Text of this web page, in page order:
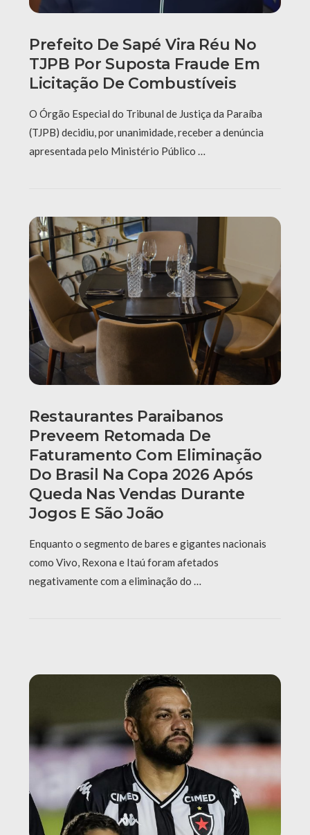
Prefeito De Sapé Vira Réu No
TJPB Por Suposta Fraude Em
Licitação De Combustíveis
O Órgão Especial do Tribunal de Justiça da Paraíba
(TJPB) decidiu, por unanimidade, receber a denúncia
apresentada pelo Ministério Público …
Restaurantes Paraibanos
Preveem Retomada De
Faturamento Com Eliminação
Do Brasil Na Copa 2026 Após
Queda Nas Vendas Durante
Jogos E São João
Enquanto o segmento de bares e gigantes nacionais
como Vivo, Rexona e Itaú foram afetados
negativamente com a eliminação do …